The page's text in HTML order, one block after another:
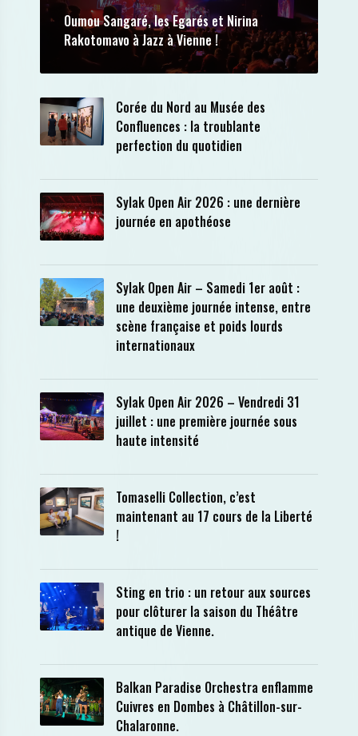
Oumou Sangaré, les Egarés et Nirina
Rakotomavo à Jazz à Vienne !
Corée du Nord au Musée des
Confluences : la troublante
perfection du quotidien
Sylak Open Air 2026 : une dernière
journée en apothéose
Sylak Open Air – Samedi 1er août :
une deuxième journée intense, entre
scène française et poids lourds
internationaux
Sylak Open Air 2026 – Vendredi 31
juillet : une première journée sous
haute intensité
Tomaselli Collection, c’est
maintenant au 17 cours de la Liberté
!
Sting en trio : un retour aux sources
pour clôturer la saison du Théâtre
antique de Vienne.
Balkan Paradise Orchestra enflamme
Cuivres en Dombes à Châtillon-sur-
Chalaronne.